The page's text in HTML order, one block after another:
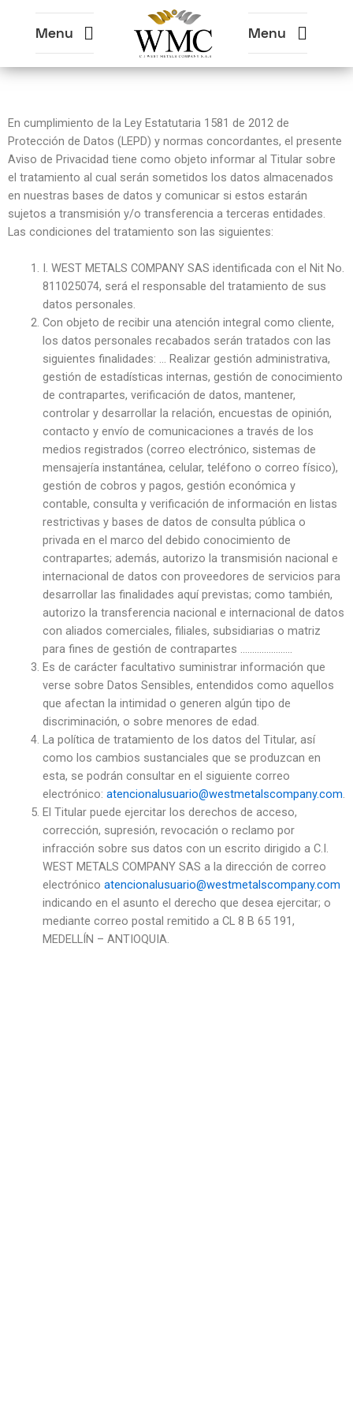
Menu Menu
En cumplimiento de la Ley Estatutaria 1581 de 2012 de
Protección de Datos (LEPD) y normas concordantes, el presente
Aviso de Privacidad tiene como objeto informar al Titular sobre
el tratamiento al cual serán sometidos los datos almacenados
en nuestras bases de datos y comunicar si estos estarán
sujetos a transmisión y/o transferencia a terceras entidades.
Las condiciones del tratamiento son las siguientes:
I. WEST METALS COMPANY SAS identificada con el Nit No.
811025074, será el responsable del tratamiento de sus
datos personales.
Con objeto de recibir una atención integral como cliente,
los datos personales recabados serán tratados con las
siguientes finalidades: … Realizar gestión administrativa,
gestión de estadísticas internas, gestión de conocimiento
de contrapartes, verificación de datos, mantener,
controlar y desarrollar la relación, encuestas de opinión,
contacto y envío de comunicaciones a través de los
medios registrados (correo electrónico, sistemas de
mensajería instantánea, celular, teléfono o correo físico),
gestión de cobros y pagos, gestión económica y
contable, consulta y verificación de información en listas
restrictivas y bases de datos de consulta pública o
privada en el marco del debido conocimiento de
contrapartes; además, autorizo la transmisión nacional e
internacional de datos con proveedores de servicios para
desarrollar las finalidades aquí previstas; como también,
autorizo la transferencia nacional e internacional de datos
con aliados comerciales, filiales, subsidiarias o matriz
para fines de gestión de contrapartes ………………….
Es de carácter facultativo suministrar información que
verse sobre Datos Sensibles, entendidos como aquellos
que afectan la intimidad o generen algún tipo de
discriminación, o sobre menores de edad.
La política de tratamiento de los datos del Titular, así
como los cambios sustanciales que se produzcan en
esta, se podrán consultar en el siguiente correo
electrónico: atencionalusuario@westmetalscompany.com.
El Titular puede ejercitar los derechos de acceso,
corrección, supresión, revocación o reclamo por
infracción sobre sus datos con un escrito dirigido a C.I.
WEST METALS COMPANY SAS a la dirección de correo
electrónico atencionalusuario@westmetalscompany.com
indicando en el asunto el derecho que desea ejercitar; o
mediante correo postal remitido a CL 8 B 65 191,
MEDELLÍN – ANTIOQUIA.